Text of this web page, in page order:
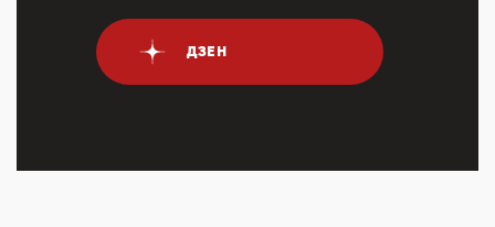
что союзники просили Киев не наносить удары по
энергети...
01:54, 10 Апреля 2026
ДЗЕН